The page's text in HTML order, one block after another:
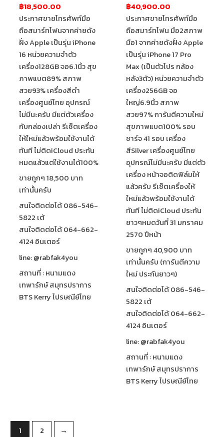
฿18,500.00
ประกาศขายโทรศัพท์มือ
ถือสมาร์ทโฟนจากค่ายดัง
ฝั่ง Apple เป็นรุ่น iPhone
16 หน่วยความจำตัว
เครื่อง128GB จอ6.1นิ้ว สุข
ภาพแบต89% สภาพ
สวย93% เครื่องสีดำ
เครื่องศูนย์ไทย อุปกรณ์
ไม่มีนะครับ มีแต่ตัวเครื่อง
กับกล่องเปล่า รีเซ็ตเครื่อง
ให้ใหม่แล้วพร้อมใช้งานได้
ทันที ไม่ติดiCloud ประกัน
หมดแล้วแต่ใช้งานได้100%
ขายถูกๆ 18,500 บาท
เท่านั้นครับ
สนใจติดต่อได้ 086-546-
5822 เต้
สนใจติดต่อได้ 064-662-
4124 อินเตอร์
line: @rabfak4you
สถานที่ : หนามแดง
เทพารักษ์ สมุทรปราการ
BTS Kerry ไปรษณีย์ไทย
฿40,900.00
ประกาศขายโทรศัพท์มือ
ถือสมาร์ทโฟน มือ2สภาพ
มือ1 จากค่ายดังฝั่ง Apple
เป็นรุ่น iPhone 17 Pro
Max (เป็นตัวโปร กล้อง
หลัง3ตัว) หน่วยความจำตัว
เครื่อง256GB จอ
ใหญ่6.9นิ้ว สภาพ
สวย97% การันตีความใหม่
สุขภาพแบต100% รอบ
ชาร์จ 41 รอบ เครื่อง
สีSilver เครื่องศูนย์ไทย
อุปกรณ์ไม่มีนะครับ มีแต่ตัว
เครื่อง หน้าจอติดฟิล์มให้
แล้วครับ รีเซ็ตเครื่องให้
ใหม่แล้วพร้อมใช้งานได้
ทันที ไม่ติดiCloud ประกัน
ยาวๆหมดวันที่ 31 มกราคม
2570 ปีหน้า
ขายถูกๆ 40,900 บาท
เท่านั้นครับ (การันตีความ
ใหม่ ประกันยาวๆ)
สนใจติดต่อได้ 086-546-
5822 เต้
สนใจติดต่อได้ 064-662-
4124 อินเตอร์
line: @rabfak4you
สถานที่ : หนามแดง
เทพารักษ์ สมุทรปราการ
BTS Kerry ไปรษณีย์ไทย
1 2 →